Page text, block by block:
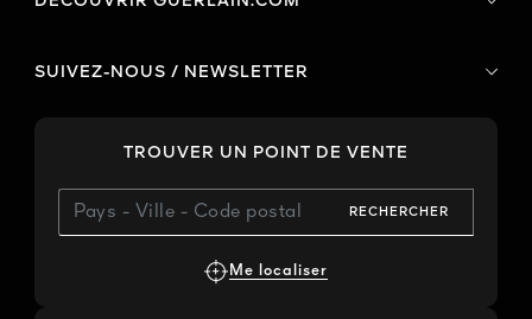
SUIVEZ-NOUS / NEWSLETTER
TROUVER UN POINT DE VENTE
RECHERCHER
Me localiser